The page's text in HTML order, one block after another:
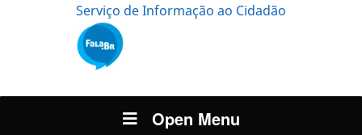
Serviço de Informação ao Cidadão
Open Menu